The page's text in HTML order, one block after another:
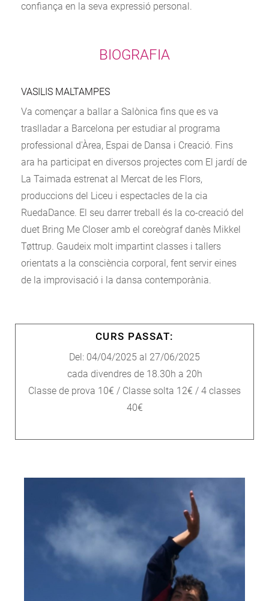
confiança en la seva expressió personal.
BIOGRAFIA
VASILIS MALTAMPES
Va començar a ballar a Salònica fins que es va
traslladar a Barcelona per estudiar al programa
professional d'Àrea, Espai de Dansa i Creació. Fins
ara ha participat en diversos projectes com El jardí de
La Taimada estrenat al Mercat de les Flors,
produccions del Liceu i espectacles de la cia
RuedaDance. El seu darrer treball és la co-creació del
duet Bring Me Closer amb el coreògraf danès Mikkel
Tøttrup. Gaudeix molt impartint classes i tallers
orientats a la consciència corporal, fent servir eines
de la improvisació i la dansa contemporània.
CURS PASSAT:
Del: 04/04/2025 al 27/06/2025
cada divendres de 18.30h a 20h
Classe de prova 10€ / Classe solta 12€ / 4 classes
40€